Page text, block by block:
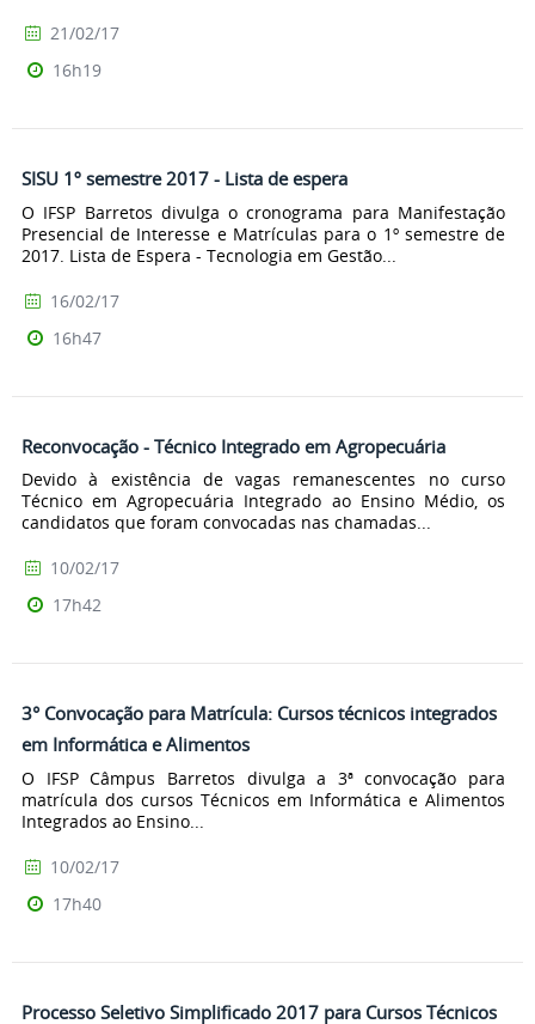
21/02/17
16h19
SISU 1º semestre 2017 - Lista de espera
O IFSP Barretos divulga o cronograma para Manifestação
Presencial de Interesse e Matrículas para o 1º semestre de
2017. Lista de Espera - Tecnologia em Gestão...
16/02/17
16h47
Reconvocação - Técnico Integrado em Agropecuária
Devido à existência de vagas remanescentes no curso
Técnico em Agropecuária Integrado ao Ensino Médio, os
candidatos que foram convocadas nas chamadas...
10/02/17
17h42
3° Convocação para Matrícula: Cursos técnicos integrados
em Informática e Alimentos
O IFSP Câmpus Barretos divulga a 3ª convocação para
matrícula dos cursos Técnicos em Informática e Alimentos
Integrados ao Ensino...
10/02/17
17h40
Processo Seletivo Simplificado 2017 para Cursos Técnicos